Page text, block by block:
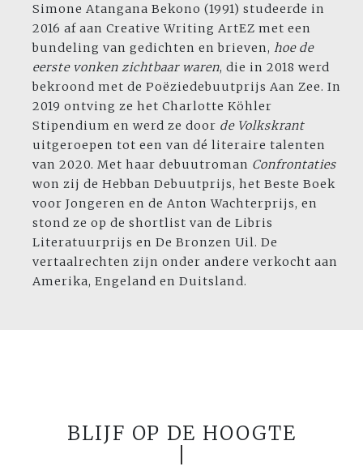
Simone Atangana Bekono (1991) studeerde in
2016 af aan Creative Writing ArtEZ met een
bundeling van gedichten en brieven, hoe de
eerste vonken zichtbaar waren, die in 2018 werd
bekroond met de Poëziedebuutprijs Aan Zee. In
2019 ontving ze het Charlotte Köhler
Stipendium en werd ze door de Volkskrant
uitgeroepen tot een van dé literaire talenten
van 2020. Met haar debuutroman Confrontaties
won zij de Hebban Debuutprijs, het Beste Boek
voor Jongeren en de Anton Wachterprijs, en
stond ze op de shortlist van de Libris
Literatuurprijs en De Bronzen Uil. De
vertaalrechten zijn onder andere verkocht aan
Amerika, Engeland en Duitsland.
BLIJF OP DE HOOGTE